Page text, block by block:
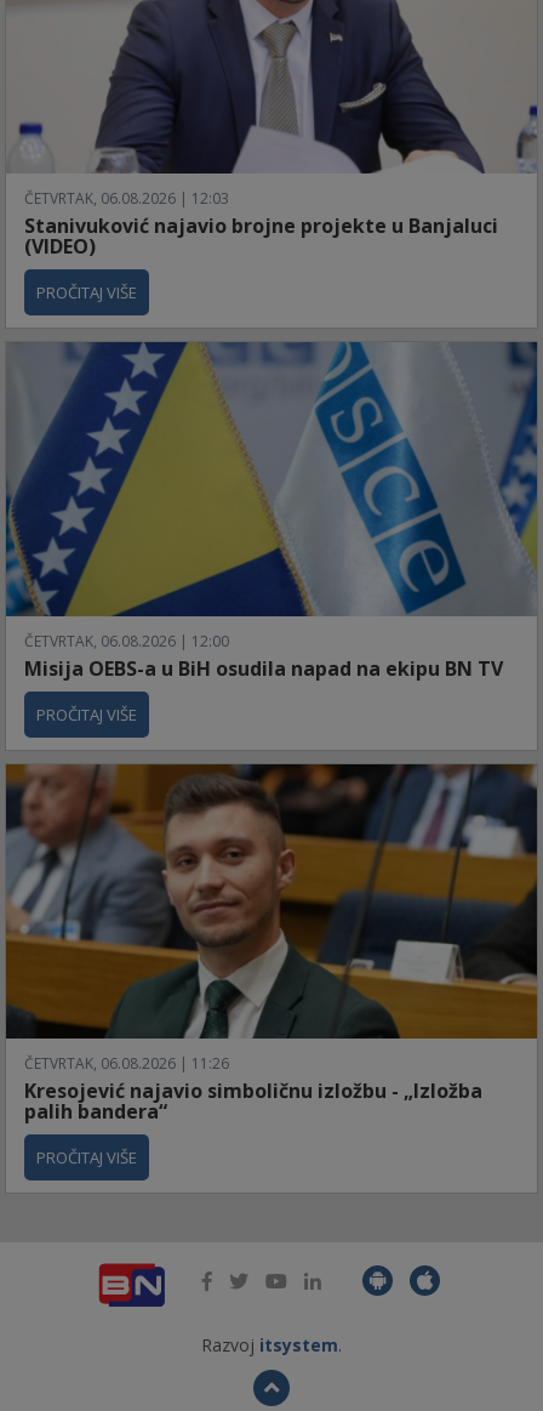
ČETVRTAK, 06.08.2026 | 12:03
Stanivuković najavio brojne projekte u Banjaluci
(VIDEO)
PROČITAJ VIŠE
ČETVRTAK, 06.08.2026 | 12:00
Misija OEBS-a u BiH osudila napad na ekipu BN TV
PROČITAJ VIŠE
ČETVRTAK, 06.08.2026 | 11:26
Kresojević najavio simboličnu izložbu - „Izložba
palih bandera“
PROČITAJ VIŠE
Razvoj itsystem.